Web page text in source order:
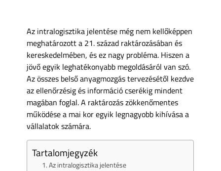
Az intralogisztika jelentése még nem kellőképpen
meghatározott a 21. század raktározásában és
kereskedelmében, és ez nagy probléma. Hiszen a
jövő egyik leghatékonyabb megoldásáról van szó.
Az összes belső anyagmozgás tervezésétől kezdve
az ellenőrzésig és információ cserékig mindent
magában foglal. A raktározás zökkenőmentes
működése a mai kor egyik legnagyobb kihívása a
vállalatok számára.
Tartalomjegyzék
Az intralogisztika jelentése